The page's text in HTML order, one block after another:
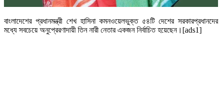
বাংলাদেশের প্রধানমন্ত্রী শেখ হাসিনা কমনওয়েলভুক্ত ৫৪টি দেশের সরকারপ্রধানদের
মধ্যে সবচেয়ে অনুপ্রেরণাদায়ী তিন নারী নেতার একজন নির্বাচিত হয়েছেন।[ads1]